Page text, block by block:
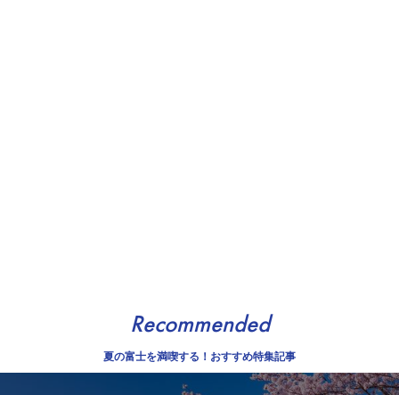
Recommended
夏の富士を満喫する！おすすめ特集記事